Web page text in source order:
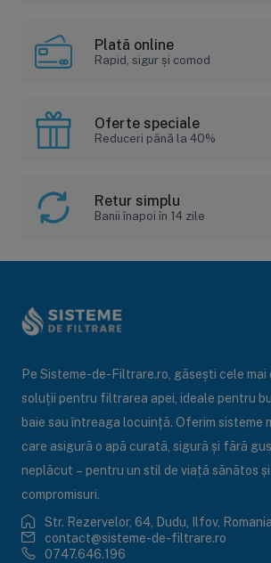
Plată online
Rapid, sigur și comod
Oferte speciale
Reduceri până la 40%
Retur simplu
Banii înapoi în 14 zile
Pe Sisteme-de-Filtrare.ro, găsești cele
soluții pentru filtrarea apei, ideale pentru
baie sau întreaga locuință. Oferim sisteme
care asigură o apă curată, sigură și fără
neplăcut – pentru un stil de viață sănătos
compromisuri.
Str. Rezervelor, 64, Dudu, Ilfov, Romania
contact@sisteme-de-filtrare.ro
0747.646.196